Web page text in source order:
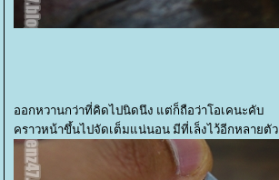
ออกหวานกว่าที่คิดไปนิดนึง แต่ก็ถือว่าโอเคนะคับ
คราวหน้าขึ้นไปจัดเต็มแน่นอน มีที่เล็งไว้อีกหลายตัว